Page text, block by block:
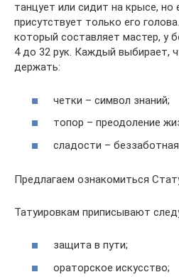
танцует или сидит на крысе, но
присутствует только его
который составляет мастер, у
4 до 32 рук. Каждый выбирает,
держать:
четки – символ знаний;
топор – преодоление
сладости –
Предлагаем ознакомиться
Татуировкам приписывают
защита в пути;
ораторское искусство;